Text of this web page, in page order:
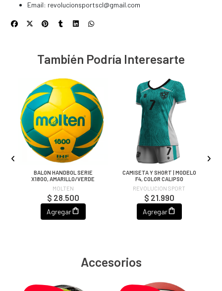
Email: revolucionsportscl@gmail.com
También Podría Interesarte
BALON HANDBOL SERIE
X1800, AMARILLO/VERDE
MOLTEN
$ 28.500
Agregar
CAMISETA Y SHORT | MODELO
F4, COLOR CALIPSO
REVOLUCION SPORT
$ 21.990
Agregar
Accesorios